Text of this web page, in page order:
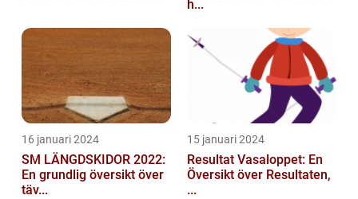
h...
16 januari 2024
SM LÄNGDSKIDOR 2022:
En grundlig översikt över
täv...
15 januari 2024
Resultat Vasaloppet: En
Översikt över Resultaten,
...